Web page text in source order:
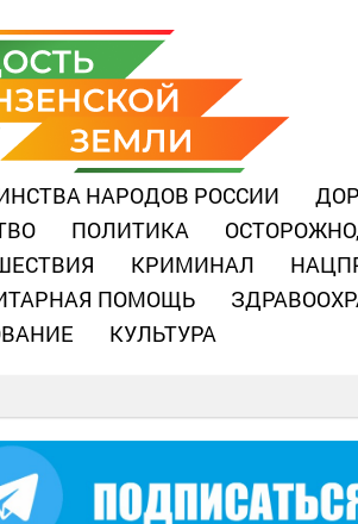
НАРОДОВ РОССИИ
ПОЛИТИКА
КРИМИНАЛ
ПОМОЩЬ
КУЛЬТУРА